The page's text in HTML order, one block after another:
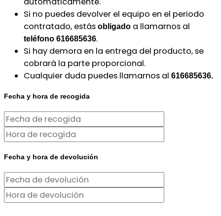
Si no puedes devolver el equipo en el periodo
contratado, estás obligado a llamarnos al
teléfono 616685636.
Si hay demora en la entrega del producto, se
cobrará la parte proporcional.
Cualquier duda puedes llamarnos al 616685636.
Fecha y hora de recogida
Fecha y hora de devolución